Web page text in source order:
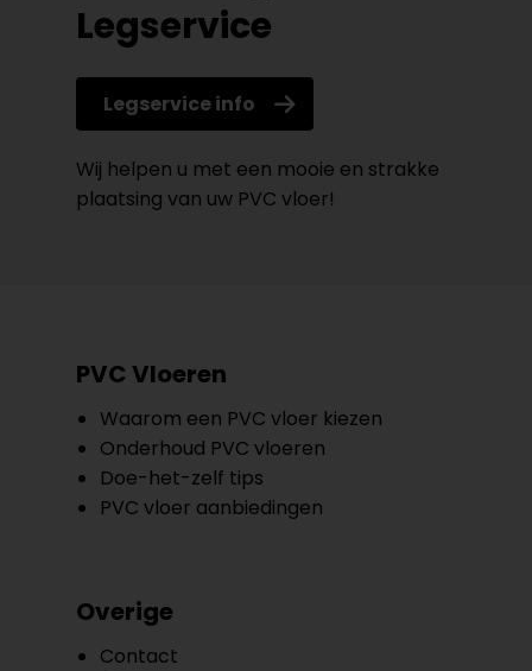
Legservice
Legservice info
Wij helpen u met een mooie en strakke
plaatsing van uw PVC vloer!
PVC Vloeren
Waarom een PVC vloer kiezen
Onderhoud PVC vloeren
Doe-het-zelf tips
PVC vloer aanbiedingen
Overige
Contact